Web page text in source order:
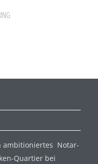
ambitioniertes Notar-
Quartier bei